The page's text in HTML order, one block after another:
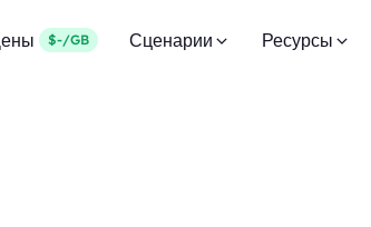
$-/GB Сценарии Ресурсы